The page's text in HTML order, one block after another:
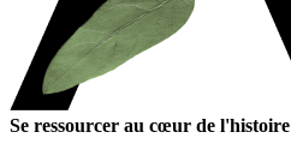
Se ressourcer au cœur de l'histoire